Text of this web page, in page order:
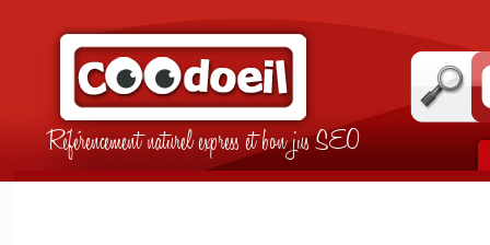
Référencement naturel express et bon jus SEO